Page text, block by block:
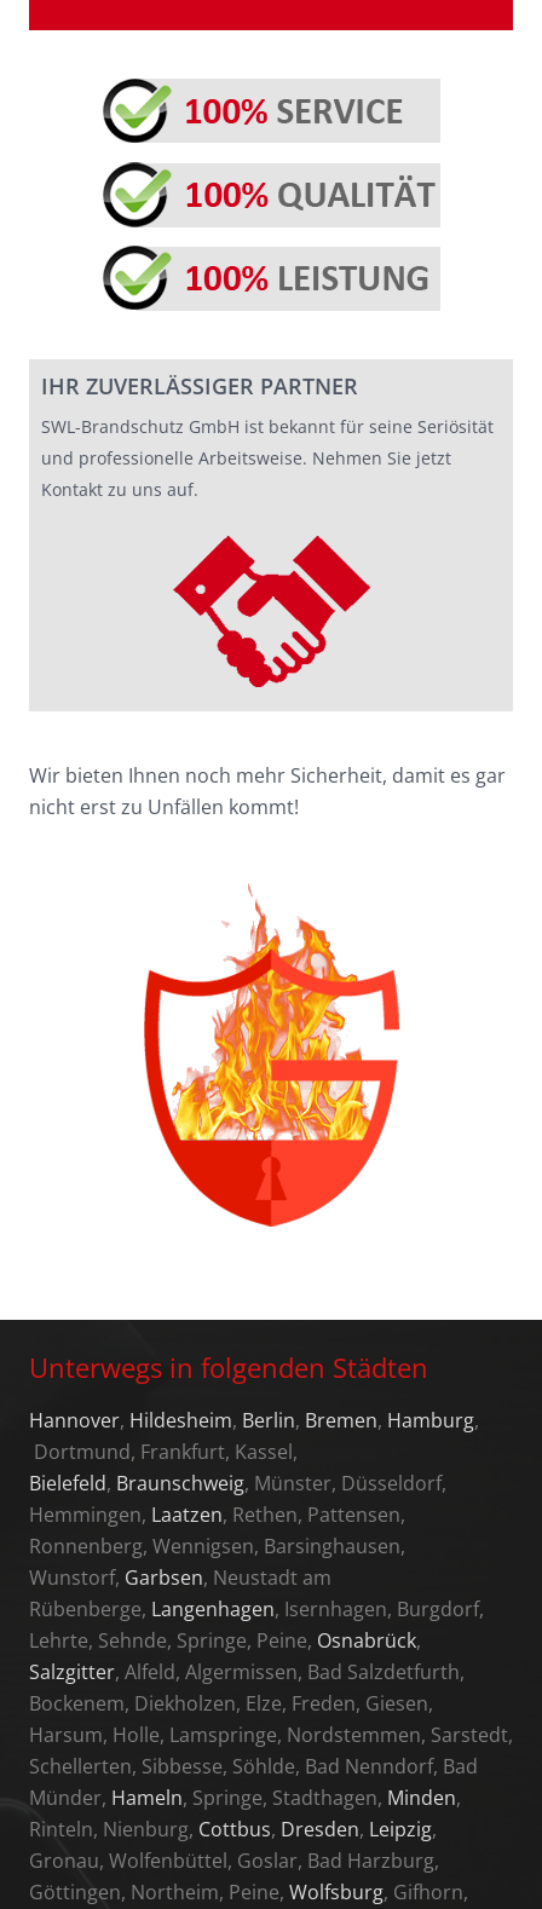
IHR ZUVERLÄSSIGER PARTNER
SWL-Brandschutz GmbH ist bekannt für seine Seriösität
und professionelle Arbeitsweise. Nehmen Sie jetzt
Kontakt zu uns auf.
Wir bieten Ihnen noch mehr Sicherheit, damit es gar
nicht erst zu Unfällen kommt!
Unterwegs in folgenden Städten
Hannover, Hildesheim, Berlin, Bremen, Hamburg,
Dortmund, Frankfurt, Kassel,
Bielefeld, Braunschweig, Münster, Düsseldorf,
Hemmingen, Laatzen, Rethen, Pattensen,
Ronnenberg, Wennigsen, Barsinghausen,
Wunstorf, Garbsen, Neustadt am
Rübenberge, Langenhagen, Isernhagen, Burgdorf,
Lehrte, Sehnde, Springe, Peine, Osnabrück,
Salzgitter, Alfeld, Algermissen, Bad Salzdetfurth,
Bockenem, Diekholzen, Elze, Freden, Giesen,
Harsum, Holle, Lamspringe, Nordstemmen, Sarstedt,
Schellerten, Sibbesse, Söhlde, Bad Nenndorf, Bad
Münder, Hameln, Springe, Stadthagen, Minden,
Rinteln, Nienburg, Cottbus, Dresden, Leipzig,
Gronau, Wolfenbüttel, Goslar, Bad Harzburg,
Göttingen, Northeim, Peine, Wolfsburg, Gifhorn,